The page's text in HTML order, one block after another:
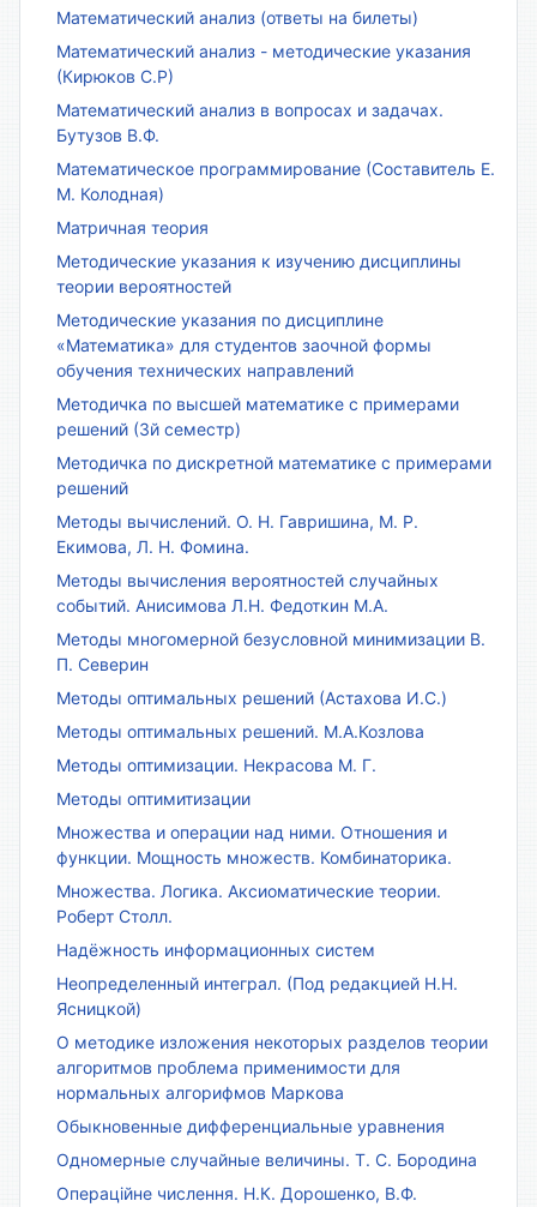
Математический анализ (ответы на билеты)
Математический анализ - методические указания
(Кирюков С.Р)
Математический анализ в вопросах и задачах.
Бутузов В.Ф.
Математическое программирование (Составитель Е.
М. Колодная)
Матричная теория
Методические указания к изучению дисциплины
теории вероятностей
Методические указания по дисциплине
«Математика» для студентов заочной формы
обучения технических направлений
Методичка по высшей математике с примерами
решений (3й семестр)
Методичка по дискретной математике с примерами
решений
Методы вычислений. О. Н. Гавришина, М. Р.
Екимова, Л. Н. Фомина.
Методы вычисления вероятностей случайных
событий. Анисимова Л.Н. Федоткин М.А.
Методы многомерной безусловной минимизации В.
П. Северин
Методы оптимальных решений (Астахова И.С.)
Методы оптимальных решений. М.А.Козлова
Методы оптимизации. Некрасова М. Г.
Методы оптимитизации
Множества и операции над ними. Отношения и
функции. Мощность множеств. Комбинаторика.
Множества. Логика. Аксиоматические теории.
Роберт Столл.
Надёжность информационных систем
Неопределенный интеграл. (Под редакцией Н.Н.
Ясницкой)
О методике изложения некоторых разделов теории
алгоритмов проблема применимости для
нормальных алгорифмов Маркова
Обыкновенные дифференциальные уравнения
Одномерные случайные величины. Т. С. Бородина
Операційне числення. Н.К. Дорошенко, В.Ф.